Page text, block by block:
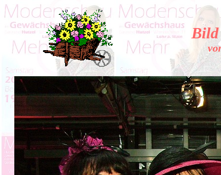
Bild